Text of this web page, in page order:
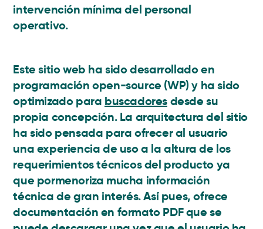
intervención mínima del personal
operativo.
Este sitio web ha sido desarrollado en
programación open-source (WP) y ha sido
optimizado para buscadoresdesde su
propia concepción. La arquitectura del sitio
ha sido pensada para ofrecer al usuario
una experiencia de uso a la altura de los
requerimientos técnicos del producto ya
que pormenoriza mucha información
técnica de gran interés. Así pues, ofrece
documentación en formato PDF que se